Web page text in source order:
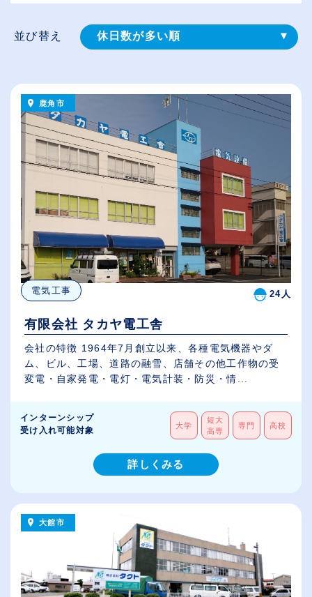
並び替え 休日数が多い順
給与が高い順
（⾼卒の給与を基準）
従業員が多い順
鹿角市
電気工事 24人
有限会社 タカヤ電工舎
会社の特徴 1964年7月創立以来、各種電気機器やダ
ム、ビル、工場、道路の融雪、店舗その他工作物の受
変電・自家発電・電灯・電気計装・防災・情...
インターンシップ
受け入れ可能対象
大学
短大
高専
専門 高校
詳しくみる
大館市